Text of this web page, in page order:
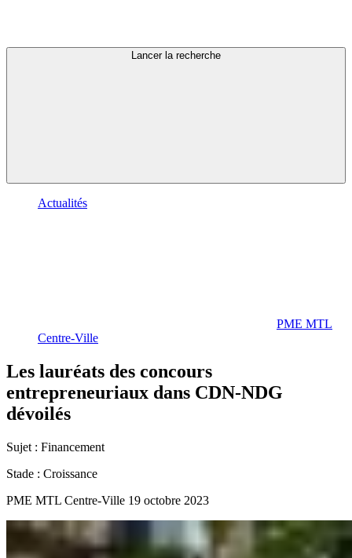
Lancer la recherche
Actualités
PME MTL
Centre-Ville
Les lauréats des concours
entrepreneuriaux dans CDN-NDG
dévoilés
Sujet : Financement
Stade : Croissance
PME MTL Centre-Ville 19 octobre 2023